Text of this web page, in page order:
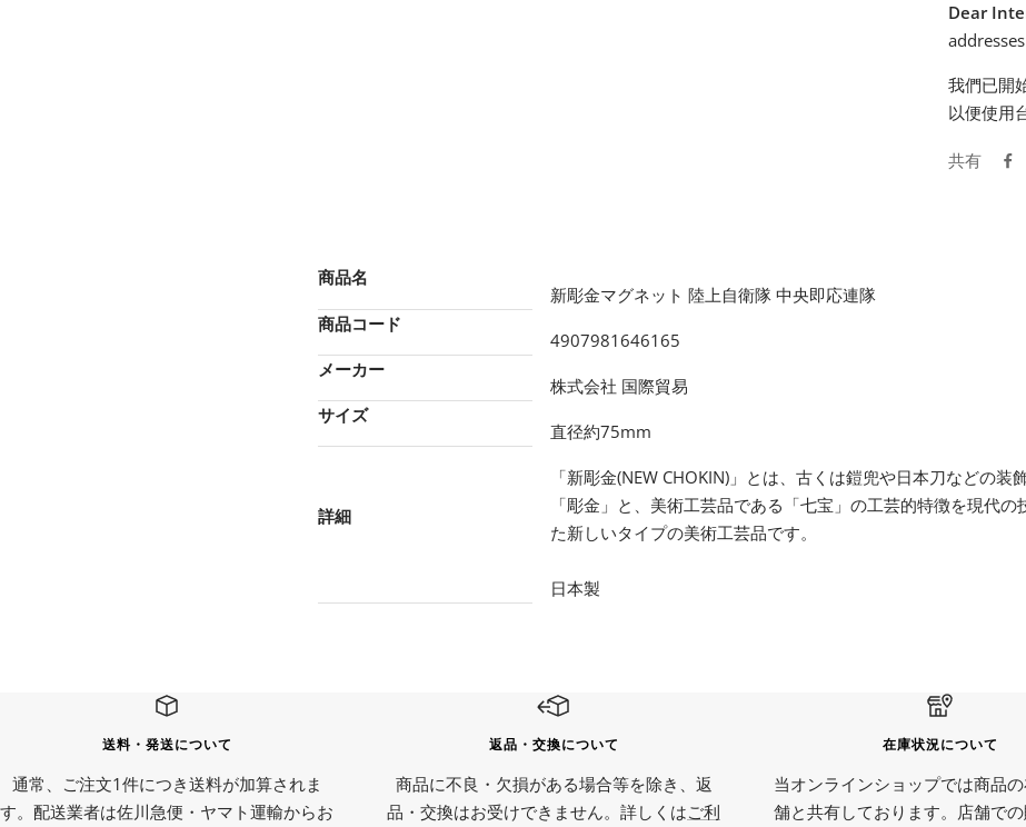
Dear
我們已開
以便使用
共有
商品名
新彫金マグネット 陸上自衛隊 中央即応連隊
商品コード
4907981646165
メーカー
株式会社 国際貿易
サイズ
直径約75mm
詳細
「新彫金(NEW CHOKIN)」とは、古くは鎧兜や日本刀などの装
「彫金」と、美術工芸品である「七宝」の工芸的特徴を現代
た新しいタイプの美術工芸品です。
日本製
送料・発送について
通常、ご注文1件につき送料が加算されま
す。配送業者は佐川急便・ヤマト運輸からお
返品・交換について
商品に不良・欠損がある場合等を除き、返
品・交換はお受けできません。詳しくはご利
在庫状況について
当オンラインショップでは商品
舗と共有しております。店舗で